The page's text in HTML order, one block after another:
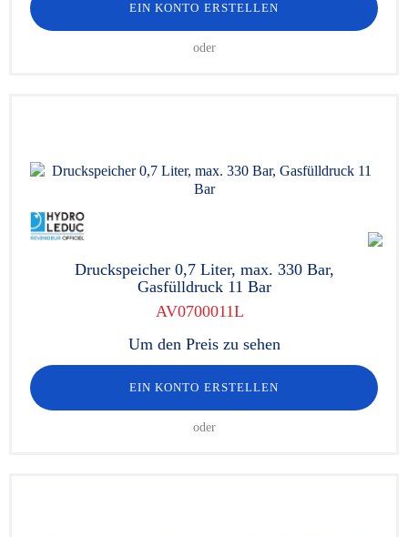
EIN KONTO ERSTELLEN
oder
Druckspeicher 0,7 Liter, max. 330 Bar,
Gasfülldruck 11 Bar
AV0700011L
Um den Preis zu sehen
EIN KONTO ERSTELLEN
oder